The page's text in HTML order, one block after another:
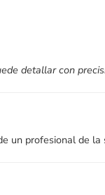
detallar con
un profesional de la